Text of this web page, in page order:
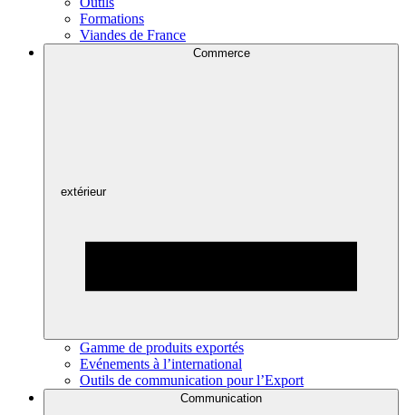
Formations
Viandes de France
Commerce
extérieur
Gamme de produits exportés
Evénements à l’international
Outils de communication pour l’Export
Communication